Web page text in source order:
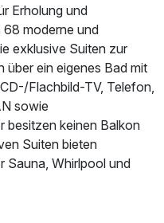
Erholung und
68 moderne und
exklusive Suiten zur
über ein eigenes Bad mit
Flachbild-TV, Telefon,
sowie
besitzen keinen Balkon
Suiten bieten
Sauna, Whirlpool und